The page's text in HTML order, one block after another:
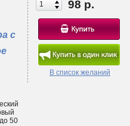
98 р.
В список желаний
с
50